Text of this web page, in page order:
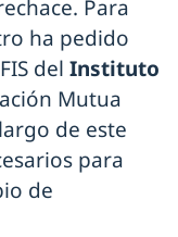
Para
ha pedido
del Instituto
Mutua
de este
para
de